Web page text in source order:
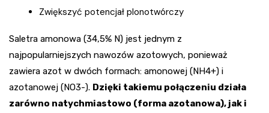
Zwiększyć potencjał plonotwórczy
Saletra amonowa (34,5% N) jest jednym z
najpopularniejszych nawozów azotowych, ponieważ
zawiera azot w dwóch formach: amonowej (NH4+) i
azotanowej (NO3-). Dzięki takiemu połączeniu działa
zarówno natychmiastowo (forma azotanowa), jak i